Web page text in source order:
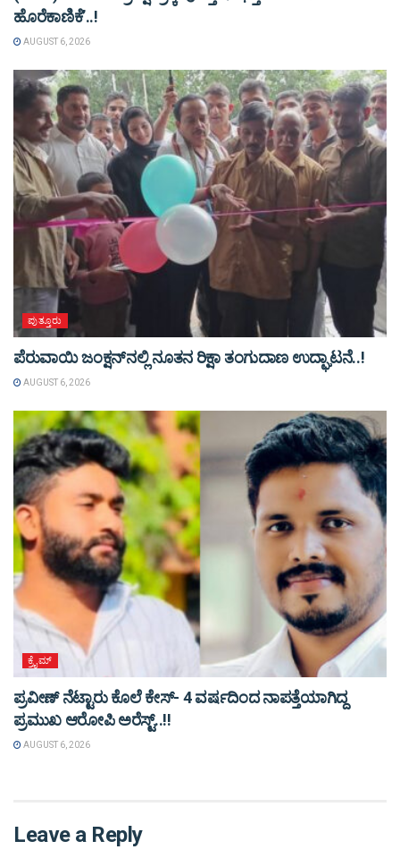
ಹೊರೆಕಾಣಿಕೆ’..!
AUGUST 6, 2026
ಪುತ್ತೂರು
ಪೆರುವಾಯಿ ಜಂಕ್ಷನ್‌ನಲ್ಲಿ ನೂತನ ರಿಕ್ಷಾ ತಂಗುದಾಣ ಉದ್ಘಾಟನೆ..!
AUGUST 6, 2026
ಕ್ರೈಮ್
ಪ್ರವೀಣ್ ನೆಟ್ಟಾರು ಕೊಲೆ ಕೇಸ್‌- 4 ವರ್ಷದಿಂದ ನಾಪತ್ತೆಯಾಗಿದ್ದ
ಪ್ರಮುಖ ಆರೋಪಿ ಅರೆಸ್ಟ್‌..!!
AUGUST 6, 2026
Leave a Reply